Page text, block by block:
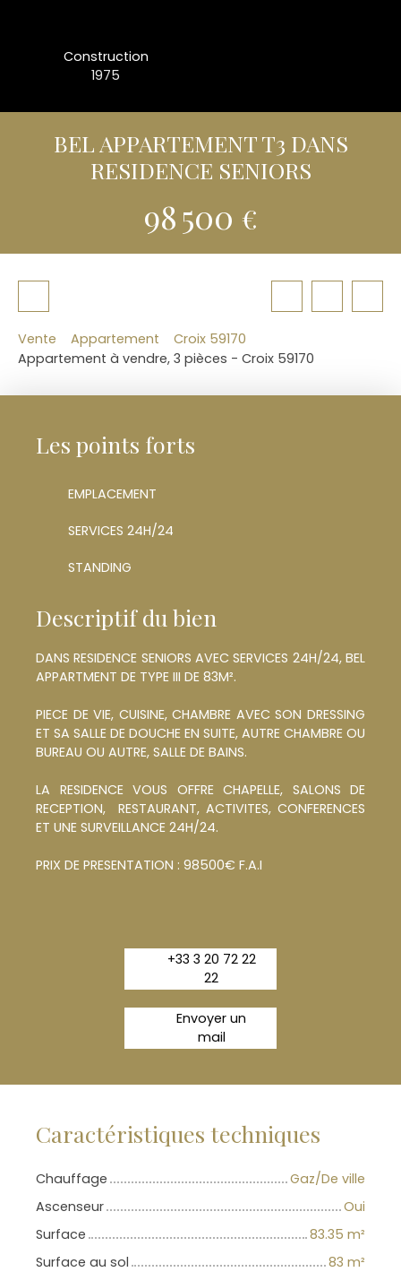
Construction
1975
BEL APPARTEMENT T3 DANS
RESIDENCE SENIORS
98 500 €
Vente Appartement
Croix 59170
Appartement à vendre, 3 pièces - Croix 59170
Les points forts
EMPLACEMENT
SERVICES 24H/24
STANDING
Descriptif du bien
DANS RESIDENCE SENIORS AVEC SERVICES 24H/24, BEL
APPARTMENT DE TYPE III DE 83M².
PIECE DE VIE, CUISINE, CHAMBRE AVEC SON DRESSING
ET SA SALLE DE DOUCHE EN SUITE, AUTRE CHAMBRE OU
BUREAU OU AUTRE, SALLE DE BAINS.
LA RESIDENCE VOUS OFFRE CHAPELLE, SALONS DE
RECEPTION, RESTAURANT, ACTIVITES, CONFERENCES
ET UNE SURVEILLANCE 24H/24.
PRIX DE PRESENTATION : 98500€ F.A.I
+33 3 20 72 22
22
Envoyer un
mail
Caractéristiques techniques
Chauffage
Gaz/De ville
Ascenseur
Oui
Surface
83.35 m²
Surface au sol
83 m²